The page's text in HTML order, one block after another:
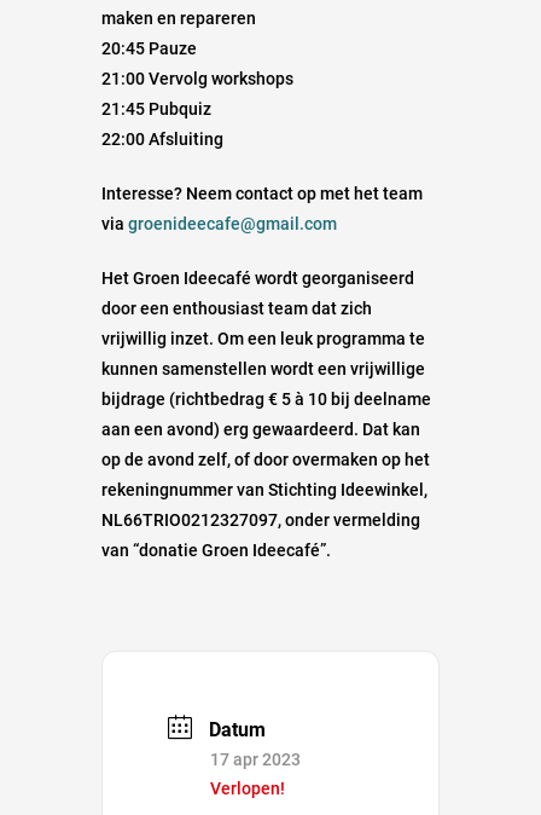
maken en repareren
20:45 Pauze
21:00 Vervolg workshops
21:45 Pubquiz
22:00 Afsluiting
Interesse? Neem contact op met het team
via groenideecafe@gmail.com
Het Groen Ideecafé wordt georganiseerd
door een enthousiast team dat zich
vrijwillig inzet. Om een leuk programma te
kunnen samenstellen wordt een vrijwillige
bijdrage (richtbedrag € 5 à 10 bij deelname
aan een avond) erg gewaardeerd. Dat kan
op de avond zelf, of door overmaken op het
rekeningnummer van Stichting Ideewinkel,
NL66TRIO0212327097, onder vermelding
van “donatie Groen Ideecafé”.
Datum
17 apr 2023
Verlopen!